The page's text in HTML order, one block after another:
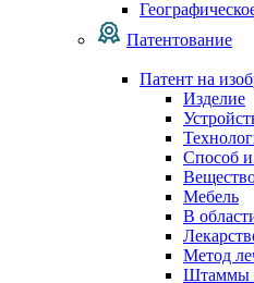
Патентование
Патент на
Изделие
Способ
Мебель
В
Метод
Штаммы